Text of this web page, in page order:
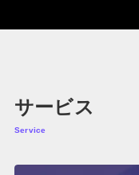
サービス
Service